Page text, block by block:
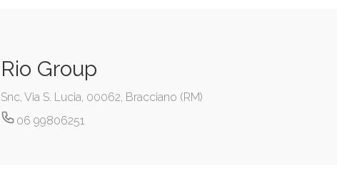
Rio Group
Snc, Via S. Lucia, 00062, Bracciano (RM)
06 99806251